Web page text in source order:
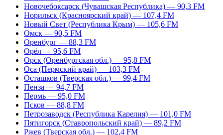
Новочебоксарск (Чувашская Республика) — 90,3 FM
Норильск (Красноярский край) — 107,4 FM
Новый Свет (Республика Крым) — 105,6 FM
Омск — 90,5 FM
Оренбург — 88,3 FM
Орёл — 95,6 FM
Орск (Оренбургская обл.) — 95,8 FM
Оса (Пермский край) — 103,3 FM
Осташков (Тверская обл.) — 99,4 FM
Пенза — 94,7 FM
Пермь — 95,0 FM
Псков — 88,8 FM
Петрозаводск (Республика Карелия) — 101,0 FM
Пятигорск (Ставропольский край) — 89,2 FM
Ржев (Тверская обл.) — 102,4 FM